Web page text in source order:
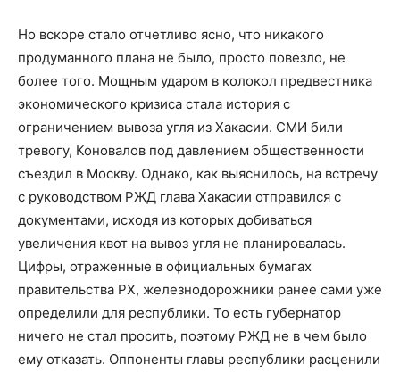
Но вскоре стало отчетливо ясно, что никакого
продуманного плана не было, просто повезло, не
более того. Мощным ударом в колокол предвестника
экономического кризиса стала история с
ограничением вывоза угля из Хакасии. СМИ били
тревогу, Коновалов под давлением общественности
съездил в Москву. Однако, как выяснилось, на встречу
с руководством РЖД глава Хакасии отправился с
документами, исходя из которых добиваться
увеличения квот на вывоз угля не планировалась.
Цифры, отраженные в официальных бумагах
правительства РХ, железнодорожники ранее сами уже
определили для республики. То есть губернатор
ничего не стал просить, поэтому РЖД не в чем было
ему отказать. Оппоненты главы республики расценили